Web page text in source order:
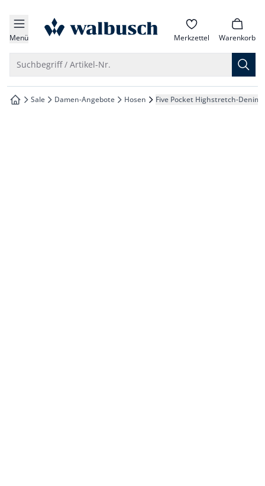
springen
springen
springen
springen
Menü zur Startseite Merkzettel Warenkorb
Suchbegriff / Artikel-Nr.
zur Startseite
Sale Damen-Angebote Hosen Five Pocket Highstretch-Denim